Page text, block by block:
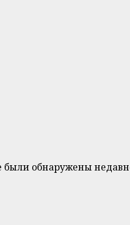
были обнаружены